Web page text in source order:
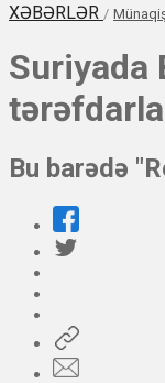
XƏBƏRLƏR /
Suriyada
Bu barədə